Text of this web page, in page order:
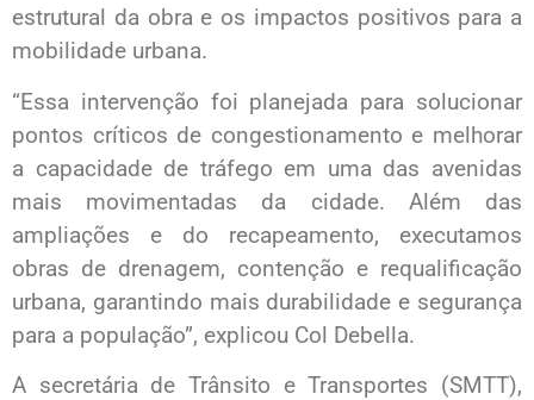
estrutural da obra e os impactos positivos para a
mobilidade urbana.
“Essa intervenção foi planejada para solucionar
pontos críticos de congestionamento e melhorar
a capacidade de tráfego em uma das avenidas
mais movimentadas da cidade. Além das
ampliações e do recapeamento, executamos
obras de drenagem, contenção e requalificação
urbana, garantindo mais durabilidade e segurança
para a população”, explicou Col Debella.
A secretária de Trânsito e Transportes (SMTT),